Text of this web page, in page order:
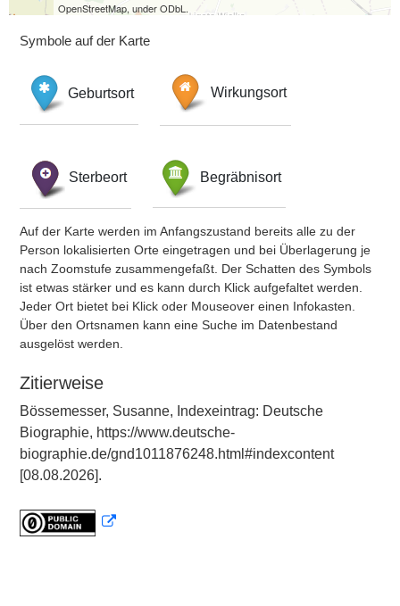
OpenStreetMap, under ODbL.
Symbole auf der Karte
Geburtsort Wirkungsort
Sterbeort Begräbnisort
Auf der Karte werden im Anfangszustand bereits alle zu der
Person lokalisierten Orte eingetragen und bei Überlagerung je
nach Zoomstufe zusammengefaßt. Der Schatten des Symbols
ist etwas stärker und es kann durch Klick aufgefaltet werden.
Jeder Ort bietet bei Klick oder Mouseover einen Infokasten.
Über den Ortsnamen kann eine Suche im Datenbestand
ausgelöst werden.
Zitierweise
Bössemesser, Susanne, Indexeintrag: Deutsche
Biographie, https://www.deutsche-
biographie.de/gnd1011876248.html#indexcontent
[08.08.2026].